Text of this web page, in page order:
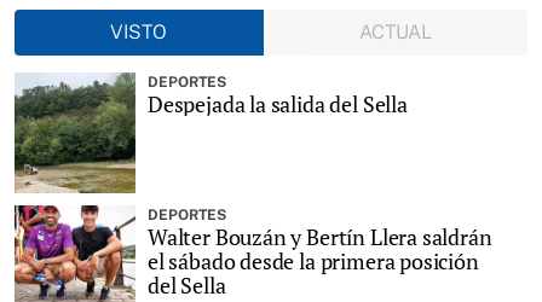
VISTO
ACTUAL
DEPORTES
Despejada la salida del Sella
DEPORTES
Walter Bouzán y Bertín Llera saldrán
el sábado desde la primera posición
del Sella